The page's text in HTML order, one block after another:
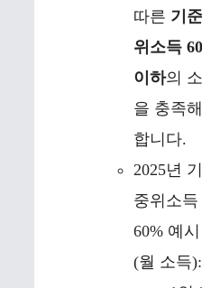
따른 기
위소득
이하의
을 충족
합니다.
2025년
중위소득
60% 예시
(월 소득):